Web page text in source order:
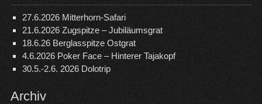
27.6.2026 Mitterhorn-Safari
21.6.2026 Zugspitze – Jubiläumsgrat
18.6.26 Berglasspitze Ostgrat
4.6.2026 Poker Face – Hinterer Tajakopf
30.5.-2.6. 2026 Dolotrip
Archiv